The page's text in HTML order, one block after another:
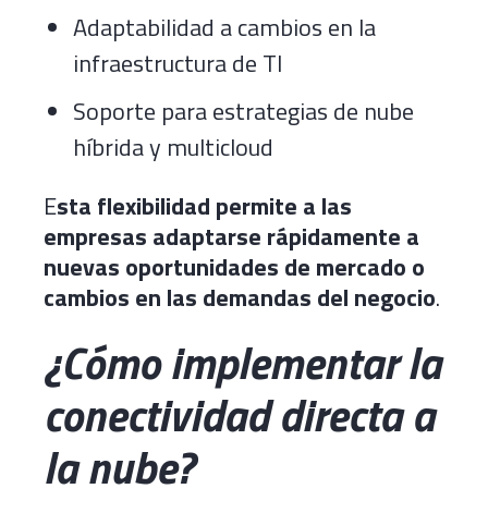
Adaptabilidad a cambios en la
infraestructura de TI
Soporte para estrategias de nube
híbrida y multicloud
Esta flexibilidad permite a las
empresas adaptarse rápidamente a
nuevas oportunidades de mercado o
cambios en las demandas del negocio.
¿Cómo implementar la
conectividad directa a
la nube?